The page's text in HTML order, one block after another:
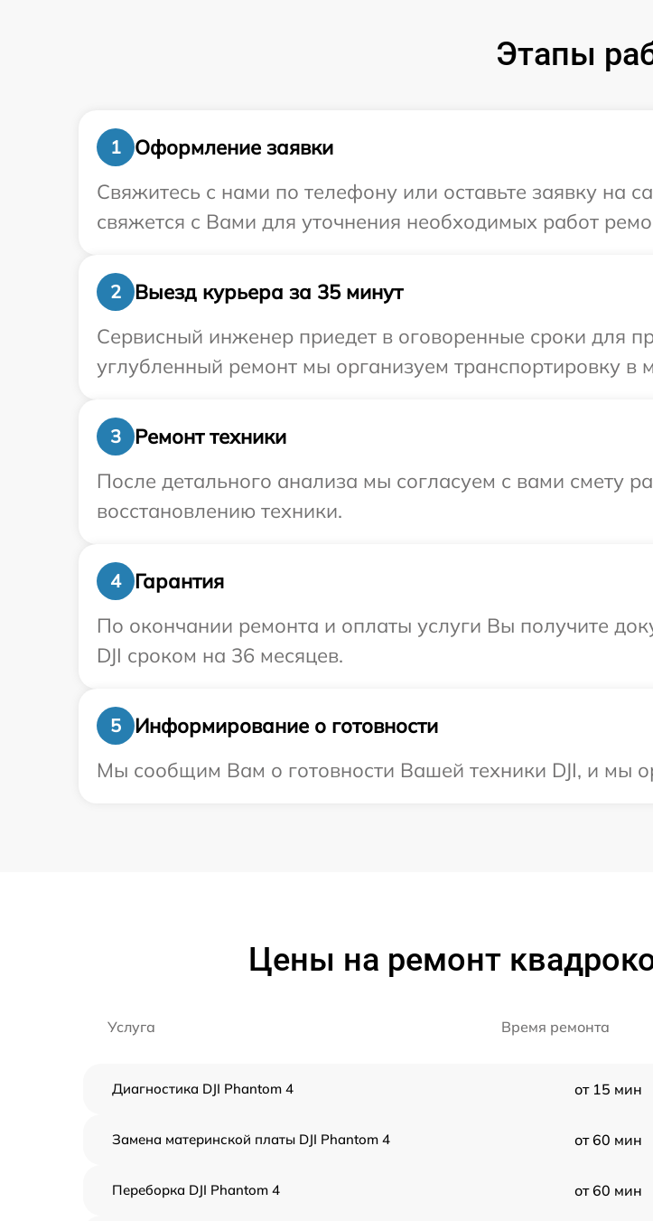
Этапы
1
Оформление заявки
Свяжитесь с нами по телефону или оставьте заявку на
свяжется с Вами для уточнения необходимых работ
2
Выезд курьера за 35 минут
Сервисный инженер приедет в оговоренные сроки для
углубленный ремонт мы организуем транспортировку в
3
Ремонт техники
После детального анализа мы согласуем с вами смету
восстановлению техники.
4
Гарантия
По окончании ремонта и оплаты услуги Вы получите
DJI сроком на 36 месяцев.
5
Информирование о готовности
Мы сообщим Вам о готовности Вашей техники DJI, и мы
Цены на ремонт
Услуга Время ремонта
Диагностика DJI Phantom 4 от 15 мин
Замена материнской платы DJI Phantom 4 от 60 мин
Переборка DJI Phantom 4 от 60 мин